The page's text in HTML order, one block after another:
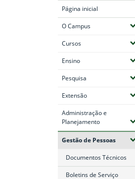
Página inicial
O Campus(Expandir
Cursos(Expandir
Ensino(Expandir
Pesquisa (Expandir
Extensão(Expandir
Administração e
Planejamento(Expandir
Gestão de Pessoas
Documentos Técnicos
Boletins de Serviço